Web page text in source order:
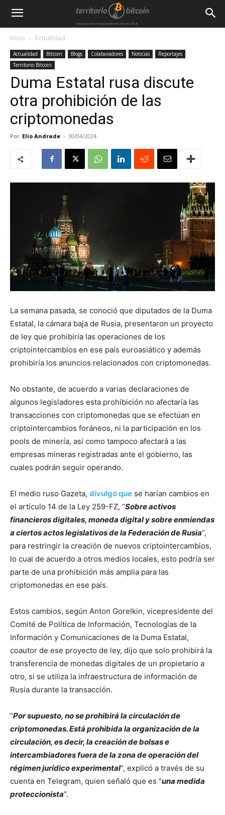
Inicio Actualidad
Actualidad Bitcoin Blogs Colaboradores Noticias
Reportajes
Territorio Bitcoin
Duma Estatal rusa discute
otra prohibición de las
criptomonedas
Por Elio Andrade - 30/04/2024
La semana pasada, se conoció que diputados de la Duma
Estatal, la cámara baja de Rusia, presentaron un proyecto
de ley que prohibiría las operaciones de los
criptointercambios en ese país euroasiático y además
prohibiría los anuncios relacionados con criptomonedas.
No obstante, de acuerdo a varias declaraciones de
algunos legisladores esta prohibición no afectaría las
transacciones con criptomonedas que se efectúan en
criptointercambios foráneos, ni la participación en los
pools de minería, así como tampoco afectará a las
empresas mineras registradas ante el gobierno, las
cuales podrán seguir operando.
El medio ruso Gazeta, divulgó que se harían cambios en
el artículo 14 de la Ley 259-FZ, “Sobre activos
financieros digitales, moneda digital y sobre enmiendas
a ciertos actos legislativos de la Federación de Rusia”,
para restringir la creación de nuevos criptointercambios,
lo cual de acuerdo a otros medios locales, esto podría ser
parte de una prohibición más amplia para las
criptomonedas en ese país.
Estos cambios, según Anton Gorelkin, vicepresidente del
Comité de Política de Información, Tecnologías de la
Información y Comunicaciones de la Duma Estatal,
coautor de ese proyecto de ley, dijo que solo prohibirá la
transferencia de monedas digitales de un propietario a
otro, si se utiliza la infraestructura de información de
Rusia durante la transacción.
“Por supuesto, no se prohibirá la circulación de
criptomonedas. Está prohibida la organización de la
circulación, es decir, la creación de bolsas e
intercambiadores fuera de la zona de operación del
régimen jurídico experimental“, explicó a través de su
cuenta en Telegram, quien señaló que es “una medida
proteccionista”.